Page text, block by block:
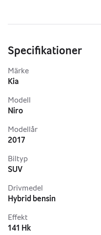
Specifikationer
Märke
Kia
Modell
Niro
Modellår
2017
Biltyp
SUV
Drivmedel
Hybrid bensin
Effekt
141 Hk